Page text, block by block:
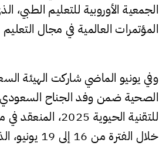
الجمعية الأوروبية للتعليم الطبي،
المؤتمرات العالمية في مجال
وفي يونيو الماضي شاركت الهيئة
الصحية ضمن وفد الجناح السعودي
للتقنية الحيوية
خلال الفترة من